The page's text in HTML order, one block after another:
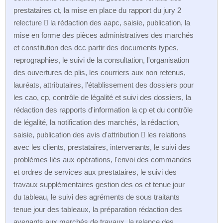
prestataires ct, la mise en place du rapport du jury 2
relecture  la rédaction des aapc, saisie, publication, la
mise en forme des pièces administratives des marchés
et constitution des dcc partir des documents types,
reprographies, le suivi de la consultation, l'organisation
des ouvertures de plis, les courriers aux non retenus,
lauréats, attributaires, l'établissement des dossiers pour
les cao, cp, contrôle de légalité et suivi des dossiers, la
rédaction des rapports d'information la cp et du contrôle
de légalité, la notification des marchés, la rédaction,
saisie, publication des avis d'attribution  les relations
avec les clients, prestataires, intervenants, le suivi des
problèmes liés aux opérations, l'envoi des commandes
et ordres de services aux prestataires, le suivi des
travaux supplémentaires gestion des os et tenue jour
du tableau, le suivi des agréments de sous traitants
tenue jour des tableaux, la préparation rédaction des